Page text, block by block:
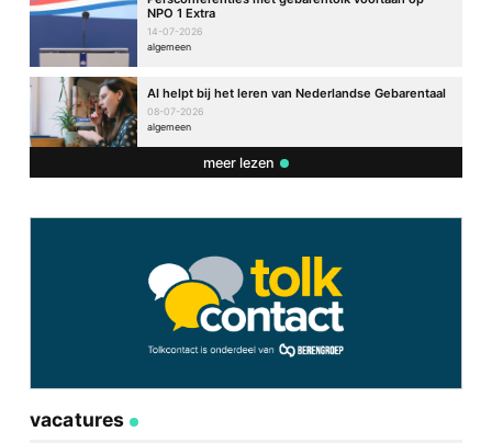
NPO 1 Extra
14-07-2026
algemeen
AI helpt bij het leren van Nederlandse Gebarentaal
08-07-2026
algemeen
meer lezen
vacatures